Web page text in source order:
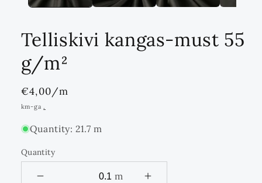
Telliskivi kangas-must 55
g/m²
Standards
hind
€4,00/m
km-ga.
Quantity: 21.7 m
Quantity
Quantity
m